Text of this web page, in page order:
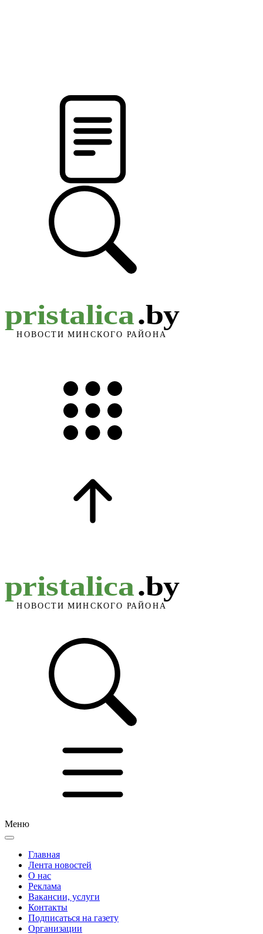
Меню
Главная
Лента новостей
О нас
Реклама
Вакансии, услуги
Контакты
Подписаться на газету
Организации